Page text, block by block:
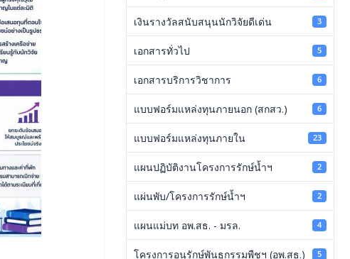
เงินรางวัลสนับสนุนนักวิจัยดีเด่น 3
เอกสารทั่วไป 5
เอกสารบริการวิชาการ 6
แบบฟอร์มแหล่งทุนภายนอก (สกสว.) 6
แบบฟอร์มแหล่งทุนภายใน 23
แผนปฏิบัติงานโครงการรักษ์น้ำฯ 2
แผ่นพับ/โครงการรักษ์น้ำฯ 2
แผนแม่บท อพ.สธ. - มรล. 4
โครงการอนุรักษ์พันธุกรรมพืชฯ (อพ.สธ.) 5